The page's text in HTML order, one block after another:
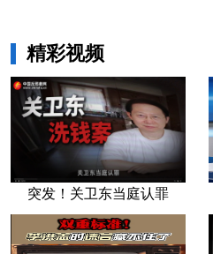
精彩视频
突发！关卫东当庭认罪